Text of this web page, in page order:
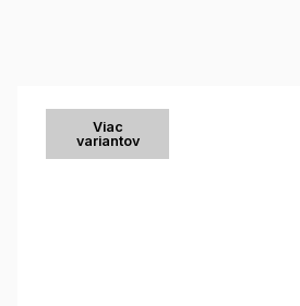
Viac
variantov